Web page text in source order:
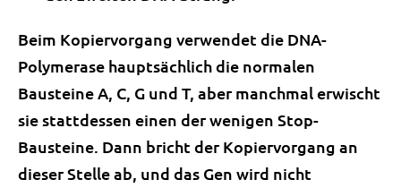
Beim Kopiervorgang verwendet die DNA-
Polymerase hauptsächlich die normalen
Bausteine A, C, G und T, aber manchmal erwischt
sie stattdessen einen der wenigen Stop-
Bausteine. Dann bricht der Kopiervorgang an
dieser Stelle ab, und das Gen wird nicht